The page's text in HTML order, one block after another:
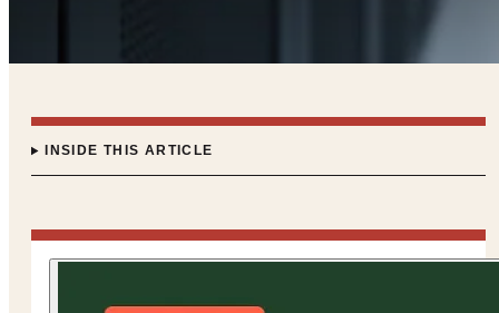
INSIDE THIS ARTICLE